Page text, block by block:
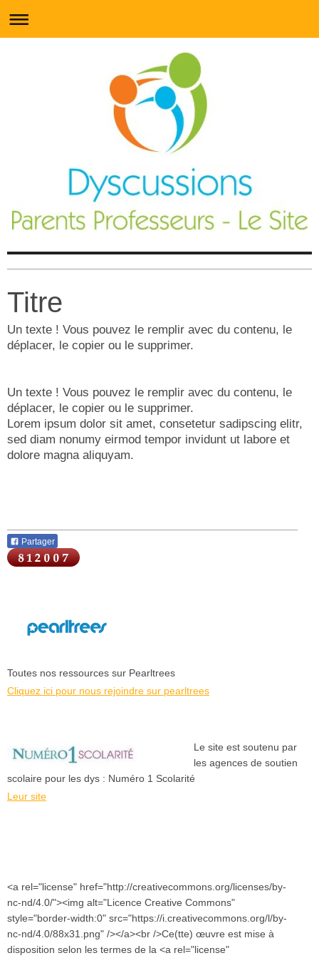
Titre
Un texte ! Vous pouvez le remplir avec du contenu, le
déplacer, le copier ou le supprimer.
Un texte ! Vous pouvez le remplir avec du contenu, le
déplacer, le copier ou le supprimer.
Lorem ipsum dolor sit amet, consetetur sadipscing elitr,
sed diam nonumy eirmod tempor invidunt ut labore et
dolore magna aliquyam.
Partager
Toutes nos ressources sur Pearltrees
Cliquez ici pour nous rejoindre sur pearltrees
Le site est soutenu par
les agences de soutien
scolaire pour les dys : Numéro 1 Scolarité
Leur site
<a rel="license" href="http://creativecommons.org/licenses/by-
nc-nd/4.0/"><img alt="Licence Creative Commons"
style="border-width:0" src="https://i.creativecommons.org/l/by-
nc-nd/4.0/88x31.png" /></a><br />Ce(tte) œuvre est mise à
disposition selon les termes de la <a rel="license"